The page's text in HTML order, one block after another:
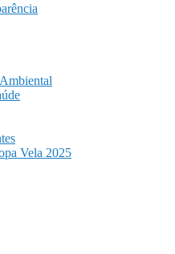
Vela 2025